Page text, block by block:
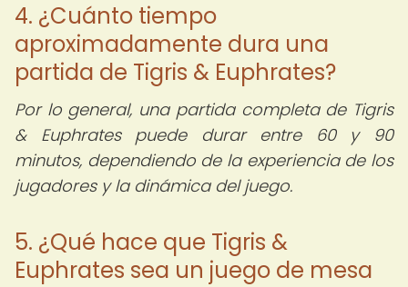
4. ¿Cuánto tiempo
aproximadamente dura una
partida de Tigris & Euphrates?
Por lo general, una partida completa de Tigris
& Euphrates puede durar entre 60 y 90
minutos, dependiendo de la experiencia de los
jugadores y la dinámica del juego.
5. ¿Qué hace que Tigris &
Euphrates sea un juego de mesa